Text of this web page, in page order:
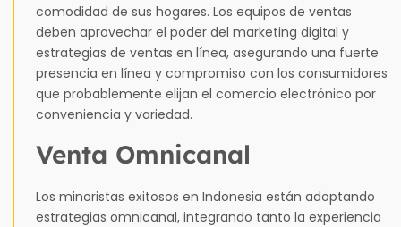
comodidad de sus hogares. Los equipos de ventas
deben aprovechar el poder del marketing digital y
estrategias de ventas en línea, asegurando una fuerte
presencia en línea y compromiso con los consumidores
que probablemente elijan el comercio electrónico por
conveniencia y variedad.
Venta Omnicanal
Los minoristas exitosos en Indonesia están adoptando
estrategias omnicanal, integrando tanto la experiencia